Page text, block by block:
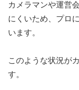
カメラマンや運営
にくいため、プロ
います。
このような状況が
す。